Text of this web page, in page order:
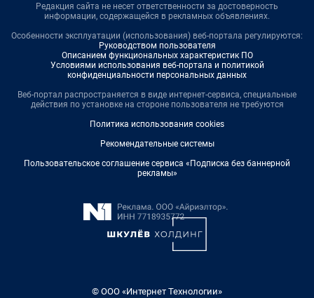
Редакция сайта не несет ответственности за достоверность
информации, содержащейся в рекламных объявлениях.
Особенности эксплуатации (использования) веб-портала регулируются:
Руководством пользователя
Описанием функциональных характеристик ПО
Условиями использования веб-портала и политикой
конфиденциальности персональных данных
Веб-портал распространяется в виде интернет-сервиса, специальные
действия по установке на стороне пользователя не требуются
Политика использования cookies
Рекомендательные системы
Пользовательское соглашение сервиса «Подписка без баннерной
рекламы»
© ООО «Интернет Технологии»